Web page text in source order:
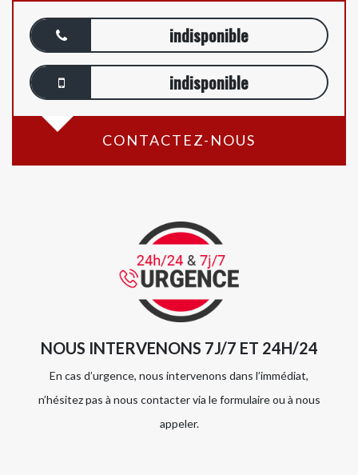
indisponible
indisponible
CONTACTEZ-NOUS
NOUS INTERVENONS 7J/7 ET 24H/24
En cas d’urgence, nous intervenons dans l’immédiat,
n’hésitez pas à nous contacter via le formulaire ou à nous
appeler.